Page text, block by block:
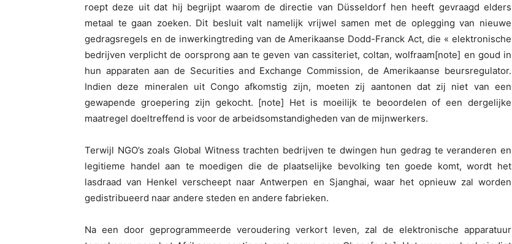
roept deze uit dat hij begrijpt waarom de directie van Düsseldorf hen heeft gevraagd elders
metaal te gaan zoeken. Dit besluit valt namelijk vrijwel samen met de oplegging van nieuwe
gedragsregels en de inwerkingtreding van de Amerikaanse Dodd-Franck Act, die « elektronische
bedrijven verplicht de oorsprong aan te geven van cassiteriet, coltan, wolfraam[note] en goud in
hun apparaten aan de Securities and Exchange Commission, de Amerikaanse beursregulator.
Indien deze mineralen uit Congo afkomstig zijn, moeten zij aantonen dat zij niet van een
gewapende groepering zijn gekocht. [note] Het is moeilijk te beoordelen of een dergelijke
maatregel doeltreffend is voor de arbeidsomstandigheden van de mijnwerkers.
Terwijl NGO’s zoals Global Witness trachten bedrijven te dwingen hun gedrag te veranderen en
legitieme handel aan te moedigen die de plaatselijke bevolking ten goede komt, wordt het
lasdraad van Henkel verscheept naar Antwerpen en Sjanghai, waar het opnieuw zal worden
gedistribueerd naar andere steden en andere fabrieken.
Na een door geprogrammeerde veroudering verkort leven, zal de elektronische apparatuur